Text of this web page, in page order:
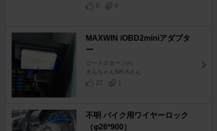
0
0
MAXWIN iOBD2miniアダプタ
ー
ロードスター [NB]
きんちゃんNR-Aさん
22
1
不明 バイク用ワイヤーロック
（φ26*900）